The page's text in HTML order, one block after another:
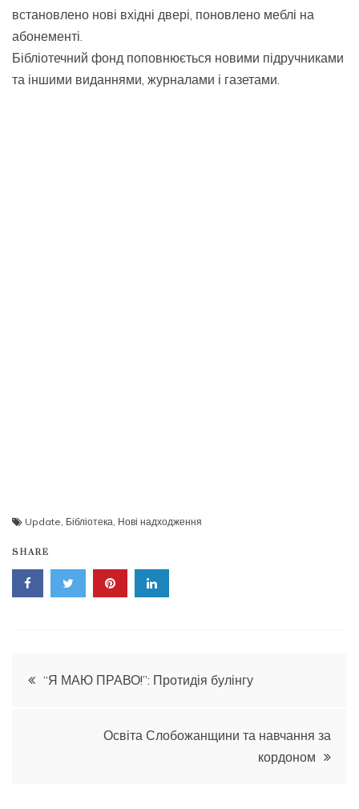
встановлено нові вхідні двері, поновлено меблі на
абонементі.
Бібліотечний фонд поповнюється новими підручниками
та іншими виданнями, журналами і газетами.
Update Бібліотека Нові надходження
SHARE
Навігація
“Я МАЮ ПРАВО!”: Протидія булінгу
Освіта Слобожанщини та навчання за
кордоном